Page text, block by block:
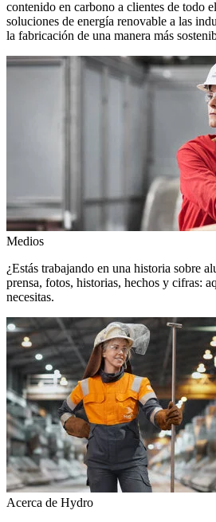
contenido en carbono a clientes de todo
soluciones de energía renovable a las
la fabricación de una manera más
Medios
¿Estás trabajando en una historia sobre
prensa, fotos, historias, hechos y cifras:
necesitas.
Acerca de Hydro